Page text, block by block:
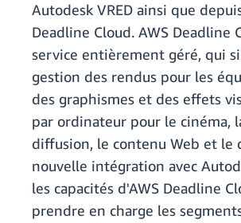
Autodesk VRED ainsi que
Deadline Cloud. AWS Deadline
service entièrement géré, qui
gestion des rendus pour les
des graphismes et des effets
par ordinateur pour le cinéma,
diffusion, le contenu Web et le
nouvelle intégration avec
les capacités d'AWS Deadline
prendre en charge les